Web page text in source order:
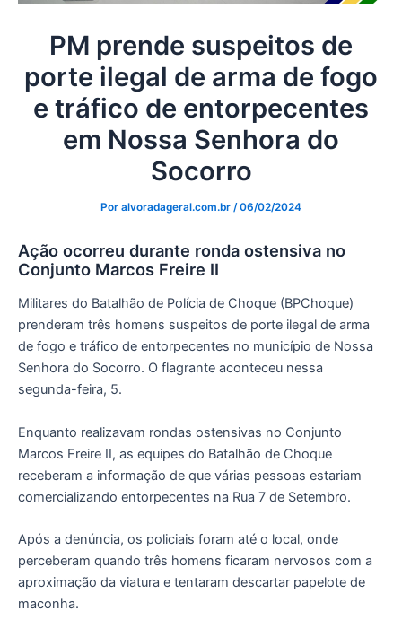
PM prende suspeitos de
porte ilegal de arma de fogo
e tráfico de entorpecentes
em Nossa Senhora do
Socorro
Por alvoradageral.com.br /06/02/2024
Ação ocorreu durante ronda ostensiva no
Conjunto Marcos Freire II
Militares do Batalhão de Polícia de Choque (BPChoque)
prenderam três homens suspeitos de porte ilegal de arma
de fogo e tráfico de entorpecentes no município de Nossa
Senhora do Socorro. O flagrante aconteceu nessa
segunda-feira, 5.
Enquanto realizavam rondas ostensivas no Conjunto
Marcos Freire II, as equipes do Batalhão de Choque
receberam a informação de que várias pessoas estariam
comercializando entorpecentes na Rua 7 de Setembro.
Após a denúncia, os policiais foram até o local, onde
perceberam quando três homens ficaram nervosos com a
aproximação da viatura e tentaram descartar papelote de
maconha.